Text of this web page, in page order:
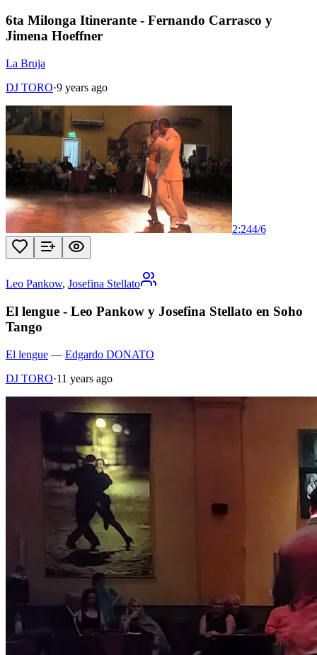
6ta Milonga Itinerante - Fernando Carrasco y
Jimena Hoeffner
La Bruja
DJ TORO·9 years ago
2:244/6
Leo Pankow, Josefina Stellato
El lengue - Leo Pankow y Josefina Stellato en Soho
Tango
El lengue — Edgardo DONATO
DJ TORO·11 years ago